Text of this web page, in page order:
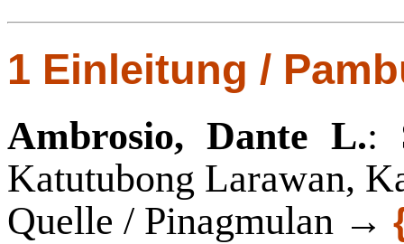
1 Einleitung /
Ambrosio, Dante L.:
Katutubong Larawan,
Quelle / Pinagmulan →